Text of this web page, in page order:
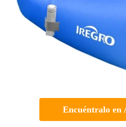
Encuéntralo en